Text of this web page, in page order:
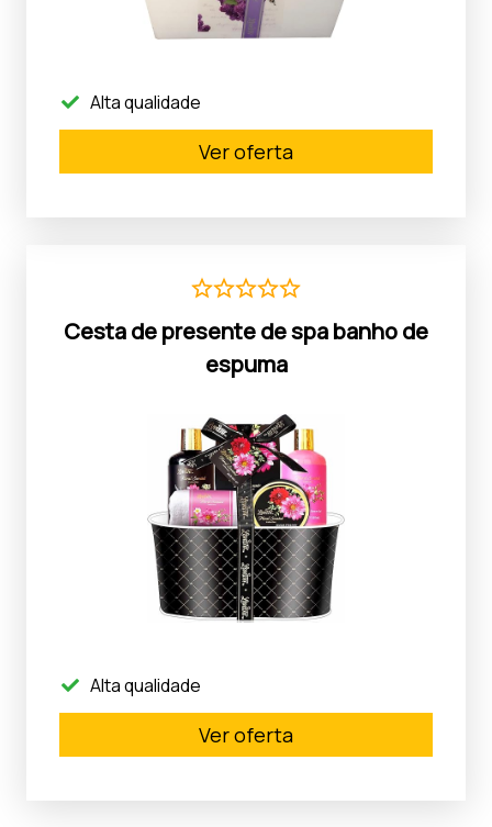
Alta qualidade
Ver oferta
Cesta de presente de spa banho de
espuma
Alta qualidade
Ver oferta